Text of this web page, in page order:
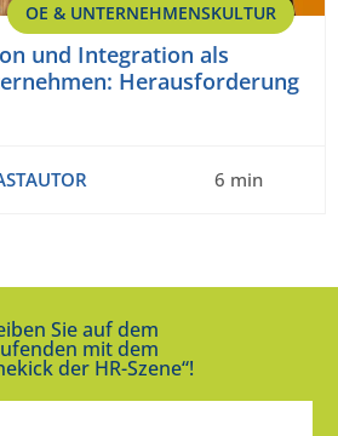
OE & UNTERNEHMENSKULTUR
und Integration als
Herausforderung
6 min
Sie auf dem
mit dem
der HR-Szene“!